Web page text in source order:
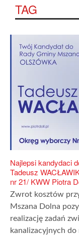
TAG
Najlepsi kandydaci
Tadeusz
nr 21/ KWW Piotra
Zwrot kosztów
Mszana Dolna
realizację zadań
kanalizacyjnych